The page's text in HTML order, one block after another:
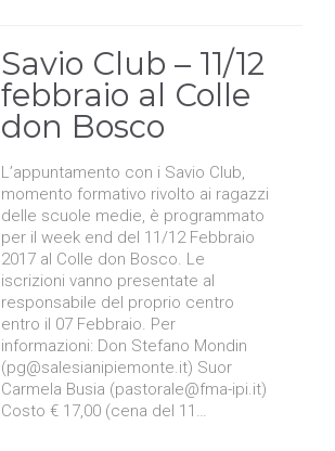
Savio Club – 11/12
febbraio al Colle
don Bosco
L’appuntamento con i Savio Club,
momento formativo rivolto ai ragazzi
delle scuole medie, è programmato
per il week end del 11/12 Febbraio
2017 al Colle don Bosco. Le
iscrizioni vanno presentate al
responsabile del proprio centro
entro il 07 Febbraio. Per
informazioni: Don Stefano Mondin
(pg@salesianipiemonte.it) Suor
Carmela Busia (pastorale@fma-ipi.it)
Costo € 17,00 (cena del 11…